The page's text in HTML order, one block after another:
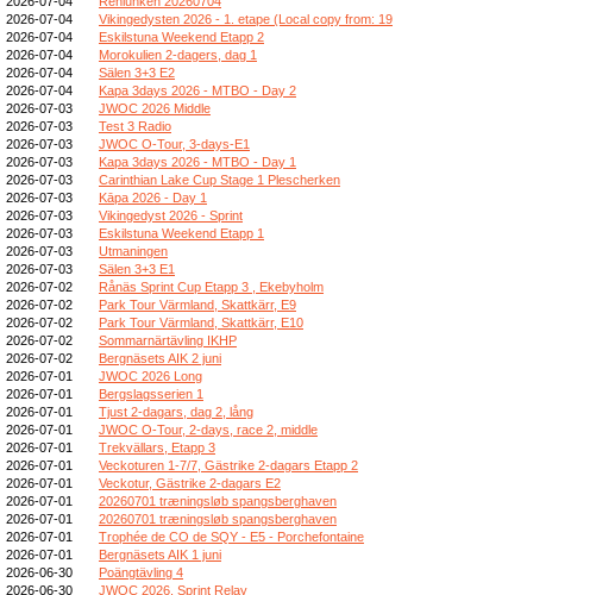
2026-07-04
Vikingedysten 2026 - 1. etape (Local copy from: 19
2026-07-04
Eskilstuna Weekend Etapp 2
2026-07-04
Morokulien 2-dagers, dag 1
2026-07-04
Sälen 3+3 E2
2026-07-04
Kapa 3days 2026 - MTBO - Day 2
2026-07-03
JWOC 2026 Middle
2026-07-03
Test 3 Radio
2026-07-03
JWOC O-Tour, 3-days-E1
2026-07-03
Kapa 3days 2026 - MTBO - Day 1
2026-07-03
Carinthian Lake Cup Stage 1 Plescherken
2026-07-03
Kāpa 2026 - Day 1
2026-07-03
Vikingedyst 2026 - Sprint
2026-07-03
Eskilstuna Weekend Etapp 1
2026-07-03
Utmaningen
2026-07-03
Sälen 3+3 E1
2026-07-02
Rånäs Sprint Cup Etapp 3 , Ekebyholm
2026-07-02
Park Tour Värmland, Skattkärr, E9
2026-07-02
Park Tour Värmland, Skattkärr, E10
2026-07-02
Sommarnärtävling IKHP
2026-07-02
Bergnäsets AIK 2 juni
2026-07-01
JWOC 2026 Long
2026-07-01
Bergslagsserien 1
2026-07-01
Tjust 2-dagars, dag 2, lång
2026-07-01
JWOC O-Tour, 2-days, race 2, middle
2026-07-01
Trekvällars, Etapp 3
2026-07-01
Veckoturen 1-7/7, Gästrike 2-dagars Etapp 2
2026-07-01
Veckotur, Gästrike 2-dagars E2
2026-07-01
20260701 træningsløb spangsberghaven
2026-07-01
20260701 træningsløb spangsberghaven
2026-07-01
Trophée de CO de SQY - E5 - Porchefontaine
2026-07-01
Bergnäsets AIK 1 juni
2026-06-30
Poängtävling 4
2026-06-30
JWOC 2026, Sprint Relay